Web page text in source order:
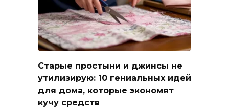
Старые простыни и джинсы не
утилизирую: 10 гениальных идей
для дома, которые экономят
кучу средств